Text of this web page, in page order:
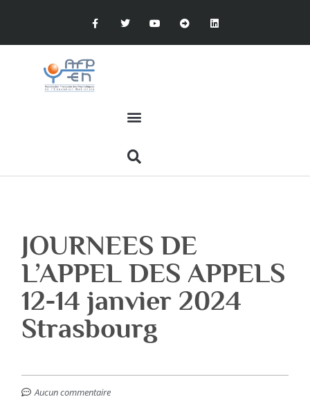
JOURNEES DE
L’APPEL DES APPELS
12-14 janvier 2024
Strasbourg
Aucun commentaire